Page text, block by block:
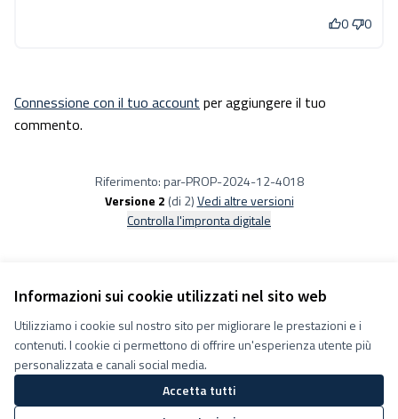
Informazioni sui cookie utilizzati nel sito web
Utilizziamo i cookie sul nostro sito per migliorare le prestazioni e i
contenuti. I cookie ci permettono di offrire un'esperienza utente più
personalizzata e canali social media.
Accetta tutti
0 0
Connessione con il tuo account per aggiungere il tuo
commento.
Riferimento: par-PROP-2024-12-4018
Versione 2 (di 2) vedi altre versioni
Controlla l'impronta digitale
Termini e condizioni d''uso
Impostazioni Cookie
Decidiamo su Facebook
Decidiamo su YouTube
(Collegamento esterno)